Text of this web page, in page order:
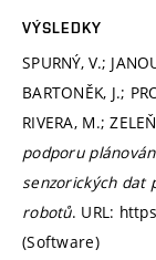
VÝSLEDKY
SPURNÝ, V.;
BARTONĚK, J.;
RIVERA, M.;
podporu
senzorických dat
robotů. URL:
(Software)